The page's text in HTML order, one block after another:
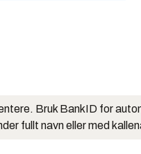
Bruk BankID for
fullt navn eller med